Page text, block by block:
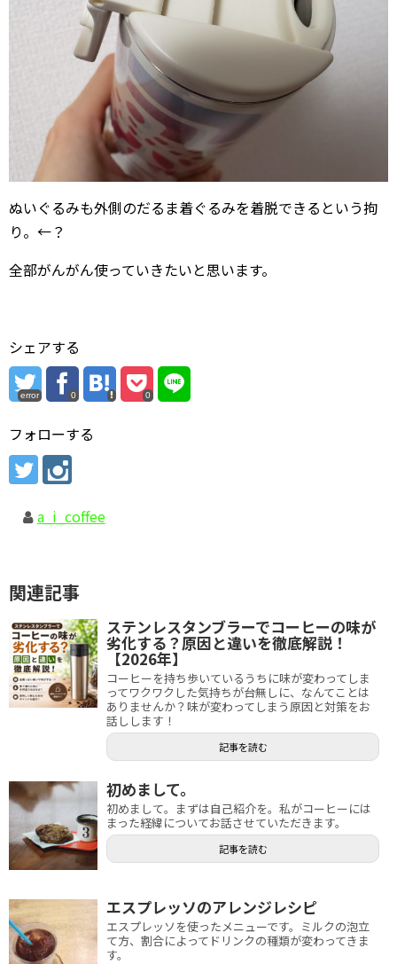
ぬいぐるみも外側のだるま着ぐるみを着脱できるという拘
り。←？
全部がんがん使っていきたいと思います。
シェアする
error 0 0
フォローする
a_i_coffee
関連記事
ステンレスタンブラーでコーヒーの味が
劣化する？原因と違いを徹底解説！
【2026年】
コーヒーを持ち歩いているうちに味が変わってしま
ってワクワクした気持ちが台無しに、なんてことは
ありませんか？味が変わってしまう原因と対策をお
話しします！
記事を読む
初めまして。
初めまして。まずは自己紹介を。私がコーヒーには
まった経緯についてお話させていただきます。
記事を読む
エスプレッソのアレンジレシピ
エスプレッソを使ったメニューです。ミルクの泡立
て方、割合によってドリンクの種類が変わってきま
す。